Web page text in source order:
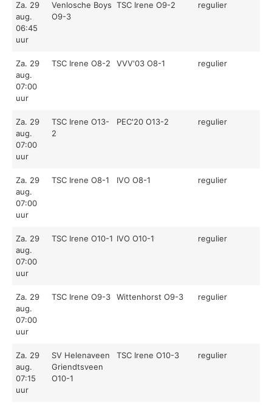
Za. 29
aug.
06:45
uur
Venlosche Boys
O9-3
TSC Irene O9-2 regulier
Za. 29
aug.
07:00
uur
TSC Irene O8-2 VVV'03 O8-1 regulier
Za. 29
aug.
07:00
uur
TSC Irene O13-
2
PEC'20 O13-2 regulier
Za. 29
aug.
07:00
uur
TSC Irene O8-1 IVO O8-1 regulier
Za. 29
aug.
07:00
uur
TSC Irene O10-1 IVO O10-1 regulier
Za. 29
aug.
07:00
uur
TSC Irene O9-3 Wittenhorst O9-3 regulier
Za. 29
aug.
07:15
uur
SV Helenaveen
Griendtsveen
O10-1
TSC Irene O10-3 regulier